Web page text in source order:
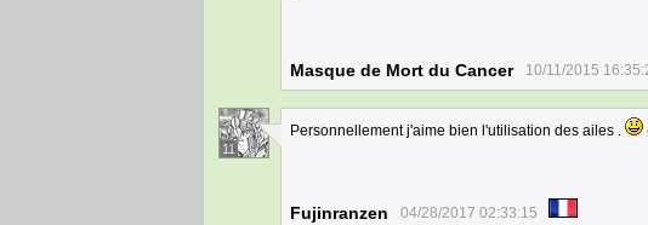
Masque de Mort du Cancer 10/11/2015
11
Personnellement j'aime bien l'utilisation des ailes .
Fujinranzen 04/28/2017 02:33:15